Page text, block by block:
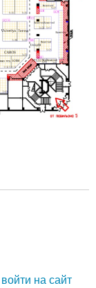
войти на сайт